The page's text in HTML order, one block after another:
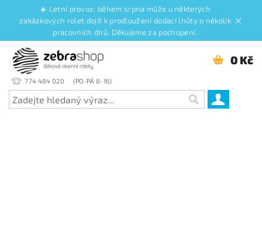
☀️ Letní provoz: během srpna může u některých
zakázkových rolet dojít k prodloužení dodací lhůty o několik
pracovních dnů. Děkujeme za pochopení.
774 484 020
0 Kč